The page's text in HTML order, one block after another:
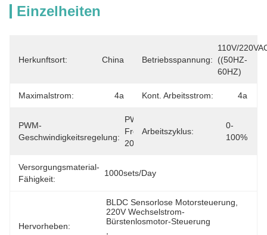
Einzelheiten
Herkunftsort: China Betriebsspannung:
110V/
((50HZ-
60HZ)
Maximalstrom: 4a Kont. Arbeitsstrom: 4a
PWM-
Geschwindigkeitsregelung:
PWM-
Frequenz:10-
20KHZ
Arbeitszyklus:
0-
100%
Versorgungsmaterial-
Fähigkeit:
1000sets/day
Hervorheben:
BLDC Sensorlose Motorsteuerung
220V Wechselstrom-
Bürstenlosmotor-Steuerung